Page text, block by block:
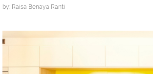
by: Raisa Benaya Ranti